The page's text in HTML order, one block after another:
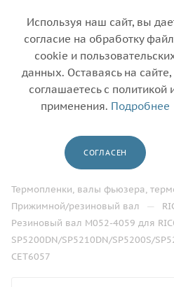
Резиновый
4059 для
SP5200DN/
(CET), CET6057
Каталог —
Термопленки, валы фьюзера,
Прижимной/резиновый вал —
Резиновый вал M052-4059 для
SP5200DN/SP5210DN/SP5200S/
CET6057
Используя наш сайт, вы
согласие на обработку
cookie и
данных. Оставаясь на
соглашаетесь с политикой
применения. Подробнее
СОГЛАСЕН